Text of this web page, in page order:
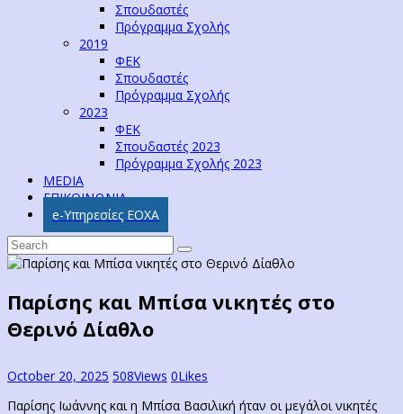
Σπουδαστές
Πρόγραμμα Σχολής
2019
ΦΕΚ
Σπουδαστές
Πρόγραμμα Σχολής
2023
ΦΕΚ
Σπουδαστές 2023
Πρόγραμμα Σχολής 2023
MEDIA
ΕΠΙΚΟΙΝΩΝΙΑ
e-Υπηρεσίες ΕΟΧΑ
Παρίσης και Μπίσα νικητές στο
Θερινό Δίαθλο
October 20, 2025 508Views 0Likes
Παρίσης Ιωάννης και η Μπίσα Βασιλική ήταν οι μεγάλοι νικητές